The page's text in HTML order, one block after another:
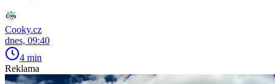
Cooky.cz
dnes, 09:40
4 min
Reklama